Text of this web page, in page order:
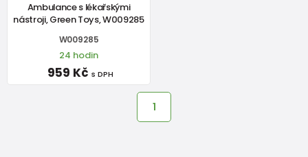
Ambulance s lékařskými
nástroji, Green Toys, W009285
W009285
24 hodin
959 Kč s DPH
1